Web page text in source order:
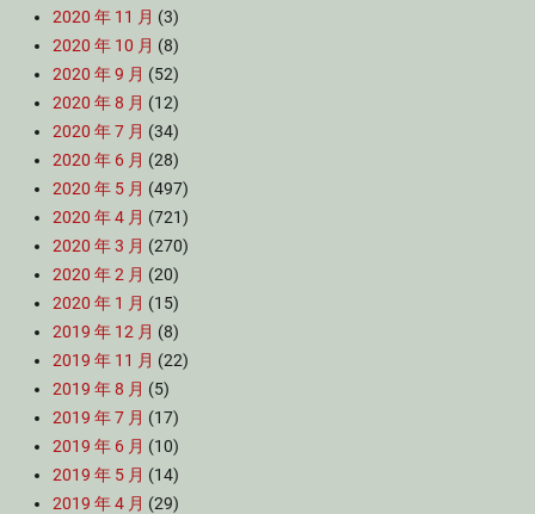
2020 年 11 月 (3)
2020 年 10 月 (8)
2020 年 9 月 (52)
2020 年 8 月 (12)
2020 年 7 月 (34)
2020 年 6 月 (28)
2020 年 5 月 (497)
2020 年 4 月 (721)
2020 年 3 月 (270)
2020 年 2 月 (20)
2020 年 1 月 (15)
2019 年 12 月 (8)
2019 年 11 月 (22)
2019 年 8 月 (5)
2019 年 7 月 (17)
2019 年 6 月 (10)
2019 年 5 月 (14)
2019 年 4 月 (29)